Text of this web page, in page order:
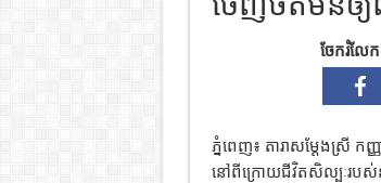
ចែករំលែ
ភ្នំពេញ៖ តារាសម្ដែងស្រី កញ្
នៅពីក្រោយជីវិតសិល្បៈរបស់